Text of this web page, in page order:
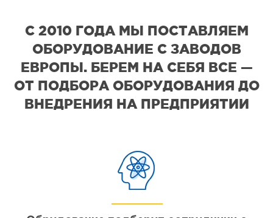
С 2010 ГОДА МЫ ПОСТАВЛЯЕМ
ОБОРУДОВАНИЕ С ЗАВОДОВ
ЕВРОПЫ. БЕРЕМ НА СЕБЯ ВСЕ —
ОТ ПОДБОРА ОБОРУДОВАНИЯ ДО
ВНЕДРЕНИЯ НА ПРЕДПРИЯТИИ